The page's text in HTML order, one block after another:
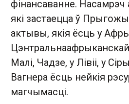
фінансаванне. Насамрэч
які застаецца ў
актывы, якія ёсць у
Малі, Чадзе, у Лівіі, у
Вагнера ёсць нейкія
магчымасці.